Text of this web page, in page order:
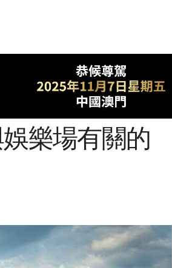
樂場有關的